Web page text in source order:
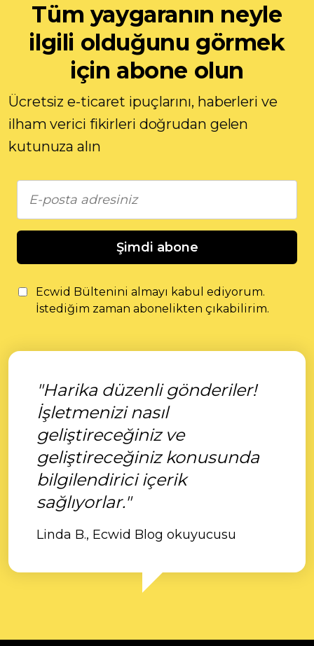
Tüm yaygaranın neyle
ilgili olduğunu görmek
için abone olun
Ücretsiz e-ticaret ipuçlarını, haberleri ve
ilham verici fikirleri doğrudan gelen
kutunuza alın
Şimdi abone
Ecwid Bültenini almayı kabul ediyorum.
İstediğim zaman abonelikten çıkabilirim.
"Harika düzenli gönderiler!
İşletmenizi nasıl
geliştireceğiniz ve
geliştireceğiniz konusunda
bilgilendirici içerik
sağlıyorlar."
Linda B., Ecwid Blog okuyucusu